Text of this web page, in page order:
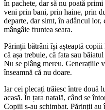
în pachete, dar să nu poată
veni prin bani, prin haine, prin
departe, dar simt, în adâncul
mângâie fruntea seara.
Părinții bătrâni își așteaptă copiii
că așa trebuie, că fata sau
Nu se plâng mereu. Generațiile
înseamnă că nu doare.
Iar cei plecați trăiesc între două
acasă. În țara natală, când se
Copiii s-au schimbat. Părinții au